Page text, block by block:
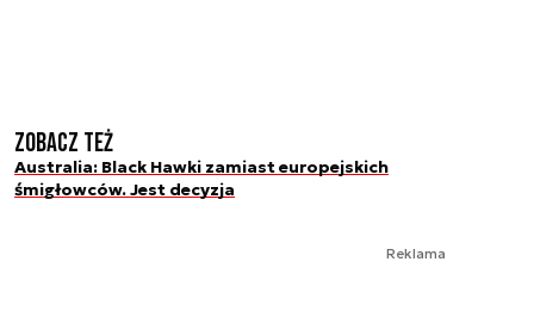
Zobacz też
Australia: Black Hawki zamiast europejskich
śmigłowców. Jest decyzja
Reklama